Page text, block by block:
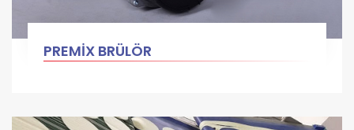
PREMİX BRÜLÖR